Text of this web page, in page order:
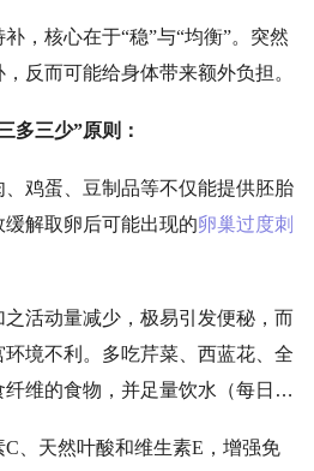
补，核心在于“稳”与“均衡”。突然
反而可能给身体带来额外负担。
多三少”原则：
鸡蛋、豆制品等不仅能提供胚胎
解取卵后可能出现的卵巢过度刺
活动量减少，极易引发便秘，而
境不利。多吃芹菜、西蓝花、全
维的食物，并足量饮水（每日 20
C、天然叶酸和维生素E，增强免